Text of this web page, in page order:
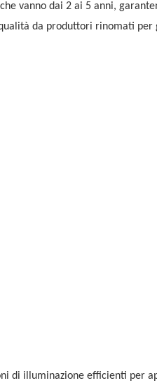
vanno dai 2 ai 5 anni,
da produttori rinomati
di illuminazione efficienti per